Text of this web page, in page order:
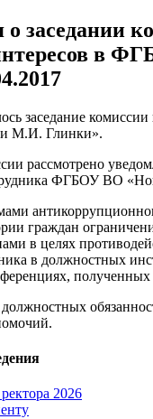
заседании
в
заседание
М.И. Глинки».
рассмотрено
ФГБОУ ВО
граждан
в целях
в должностных
2026